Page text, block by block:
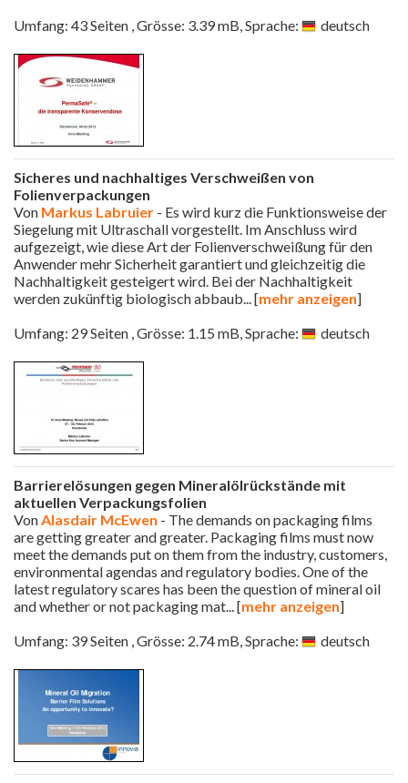
Umfang: 43 Seiten , Grösse: 3.39 mB, Sprache:
deutsch
Sicheres und nachhaltiges Verschweißen von
Folienverpackungen
Von Markus Labruier - Es wird kurz die Funktionsweise der
Siegelung mit Ultraschall vorgestellt. Im Anschluss wird
aufgezeigt, wie diese Art der Folienverschweißung für den
Anwender mehr Sicherheit garantiert und gleichzeitig die
Nachhaltigkeit gesteigert wird. Bei der Nachhaltigkeit
werden zukünftig biologisch abbaub... [mehr anzeigen]
Umfang: 29 Seiten , Grösse: 1.15 mB, Sprache:
deutsch
Barrierelösungen gegen Mineralölrückstände mit
aktuellen Verpackungsfolien
VonAlasdair McEwen - The demands on packaging films
are getting greater and greater. Packaging films must now
meet the demands put on them from the industry, customers,
environmental agendas and regulatory bodies. One of the
latest regulatory scares has been the question of mineral oil
and whether or not packaging mat... [mehr anzeigen]
Umfang: 39 Seiten , Grösse: 2.74 mB, Sprache:
deutsch